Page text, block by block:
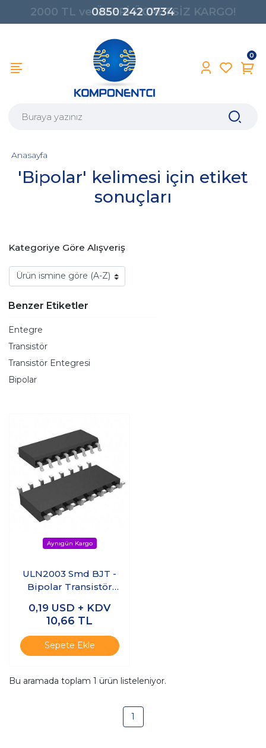
2000 TL ve ÜZERİ ÜCRETSİZ KARGO!
0850 242 0734
0
'Bipolar' kelimesi için etiket
sonuçları
Anasayfa
Kategoriye Göre Alışveriş
Benzer Etiketler
Entegre
Transistör
Transistör Entegresi
Bipolar
ULN2003 Smd BJT -
Bipolar Transistör
0,19 USD + KDV
10,66 TL
Sepete Ekle
Bu aramada toplam 1 ürün listeleniyor.
1